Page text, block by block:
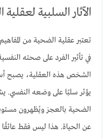
الآثار السلبية
تعتبر عقلية الضحية من
في تأثير الفرد على صحته
الشخص هذه العقلية، يصبح
يؤثر سلبًا على وضعه النفسي.
الضحية بالعجز ويُظهرون
عن الحياة. هذا ليس فقط